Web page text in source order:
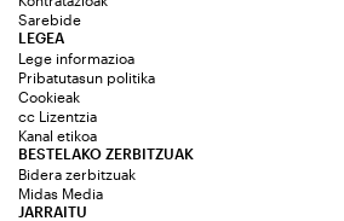
Sarebide
JARRAITU
LEGEA
Lege informazioa
Pribatutasun politika
Cookieak
cc Lizentzia
Kanal etikoa
BESTELAKO ZERBITZUAK
Bidera zerbitzuak
Midas Media